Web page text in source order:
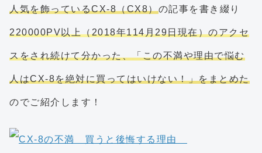
人気を飾っているCX-8（CX8）の記事を書き綴り
220000PV以上（2018年114月29日現在）のアクセ
スをされ続けて分かった、「この不満や理由で悩む
人はCX-8を絶対に買ってはいけない！」をまとめた
のでご紹介します！